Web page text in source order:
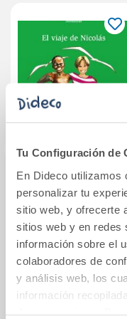
Tu Configuración de
En Dideco utilizamos
personalizar tu
sitio web, y ofrecerte
sitios web y en redes
información sobre el
colaboradores de
y análisis web, los
información
El viaje de Nicolás
10,50€
Comprar